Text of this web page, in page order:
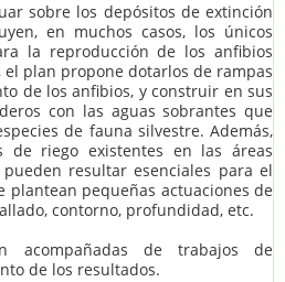
sobre los depósitos de extinción
en muchos casos, los únicos
la reproducción de los anfibios
el plan propone dotarlos de rampas
de los anfibios, y construir en sus
con las aguas sobrantes que
de fauna silvestre. Además,
riego existentes en las áreas
resultar esenciales para el
plantean pequeñas actuaciones de
contorno, profundidad, etc.
acompañadas de trabajos de
de los resultados.